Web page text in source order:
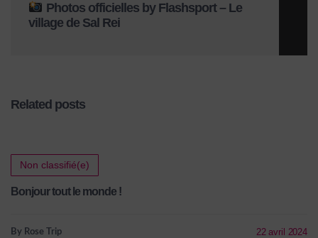
Photos officielles by Flashsport – Le
village de Sal Rei
Related posts
Non classifié(e)
Bonjour tout le monde !
By Rose Trip 22 avril 2024